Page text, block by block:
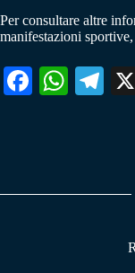
Per consultare altre
manifestazioni
Fa W
pp
Te
m